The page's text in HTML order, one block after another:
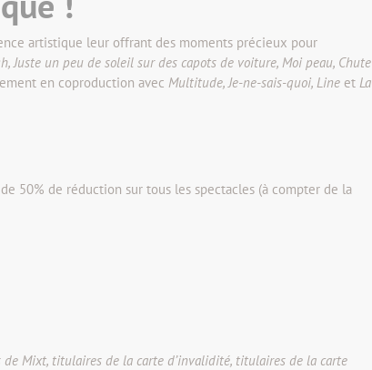
artistique leur offrant des moments précieux pour
Juste un peu de soleil sur des capots de voiture, Moi peau, Chute
en coproduction avec Multitude, Je-ne-sais-quoi, Line et La
50% de réduction sur tous les spectacles (à compter de la
de Mixt, titulaires de la carte d’invalidité, titulaires de la carte